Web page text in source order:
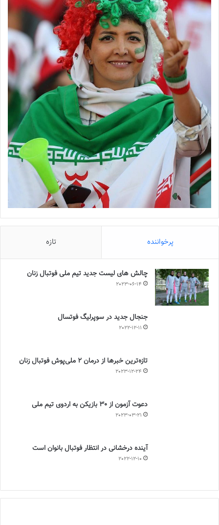
پرخواننده تازه
چالش هاى ليست جدید تيم ملى فوتبال زنان
2023-06-14
جنجال جدید در سوپرلیگ فوتسال
2022-12-11
تازه‌ترین خبرها از درمان ۲ ملی‌پوش فوتبال زنان
2023-12-24
دعوت آزمون از 30 بازیکن به اردوی تیم ملی
2023-03-21
آینده درخشانی در انتظار فوتبال بانوان است
2022-12-10